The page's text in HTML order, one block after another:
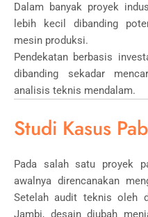
Dalam banyak proyek
lebih kecil dibanding
mesin produksi.
Pendekatan berbasis
dibanding sekadar
analisis teknis mendalam.
Studi Kasus
Pada salah satu proyek
awalnya direncanakan
Setelah audit teknis oleh
Jambi, desain diubah